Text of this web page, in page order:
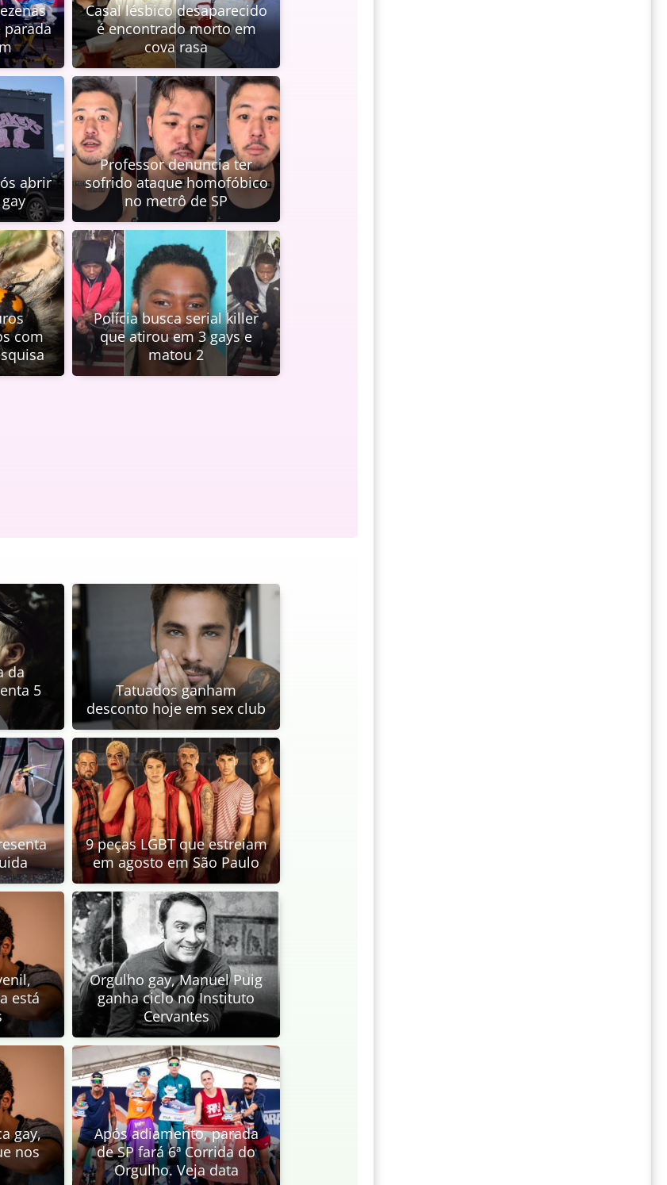
parada
Casal lésbico desaparecido
é encontrado morto em
cova rasa
abrir
Professor denuncia ter
sofrido ataque homofóbico
no metrô de SP
com
Polícia busca serial killer
que atirou em 3 gays e
matou 2
da
5
Tatuados ganham
desconto hoje em sex club
9 peças LGBT que estreiam
em agosto em São Paulo
está
Orgulho gay, Manuel Puig
ganha ciclo no Instituto
Cervantes
gay,
nos
Após adiamento, parada
de SP fará 6ª Corrida do
Orgulho. Veja data